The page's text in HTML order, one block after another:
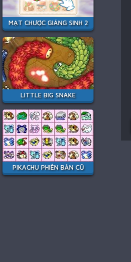
MẠT CHƯỢC GIÁNG SINH 2
LITTLE BIG SNAKE
PIKACHU PHIÊN BẢN CŨ